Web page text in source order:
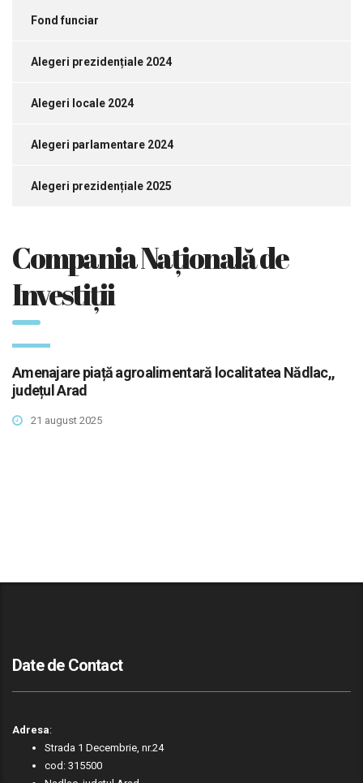
Fond funciar
Alegeri prezidențiale 2024
Alegeri locale 2024
Alegeri parlamentare 2024
Alegeri prezidențiale 2025
Compania Națională de
Investiții
Amenajare piață agroalimentară localitatea Nădlac,,
județul Arad
21 august 2025
Date de Contact
Adresa:
Strada 1 Decembrie, nr.24
cod: 315500